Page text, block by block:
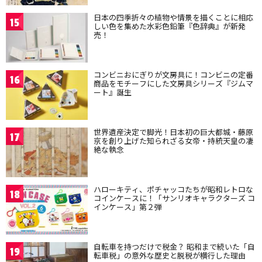
15 日本の四季折々の植物や情景を描くことに相応
しい色を集めた水彩色鉛筆『色辞典』が新発
売！
16 コンビニおにぎりが文房具に！コンビニの定番
商品をモチーフにした文房具シリーズ『ジムマ
ート』誕生
17 世界遺産決定で脚光！日本初の巨大都城・藤原
京を創り上げた知られざる女帝・持統天皇の凄
絶な執念
18 ハローキティ、ポチャッコたちが昭和レトロな
コインケースに！「サンリオキャラクターズ コ
インケース」第２弾
19 自転車を持つだけで税金？ 昭和まで続いた「自
転車税」の意外な歴史と脱税が横行した理由